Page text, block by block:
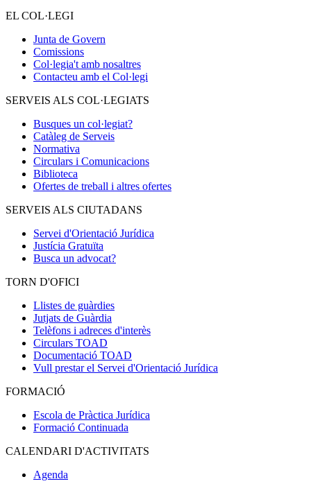
EL COL·LEGI
Junta de Govern
Comissions
Col·legia't amb nosaltres
Contacteu amb el Col·legi
SERVEIS ALS COL·LEGIATS
Busques un col·legiat?
Catàleg de Serveis
Normativa
Circulars i Comunicacions
Biblioteca
Ofertes de treball i altres ofertes
SERVEIS ALS CIUTADANS
Servei d'Orientació Jurídica
Justícia Gratuïta
Busca un advocat?
TORN D'OFICI
Llistes de guàrdies
Jutjats de Guàrdia
Telèfons i adreces d'interès
Circulars TOAD
Documentació TOAD
Vull prestar el Servei d'Orientació Jurídica
FORMACIÓ
Escola de Pràctica Jurídica
Formació Continuada
CALENDARI D'ACTIVITATS
Agenda